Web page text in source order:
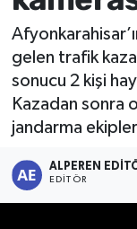
gelen trafik
sonucu 2 kişi
Kazadan sonra
jandarma
ALPEREN
EDITÖR
Ekonomi
Magazin
Etkinlikler